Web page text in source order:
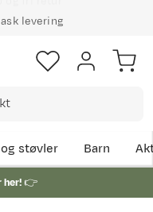
levering
støvler Barn
her!👉